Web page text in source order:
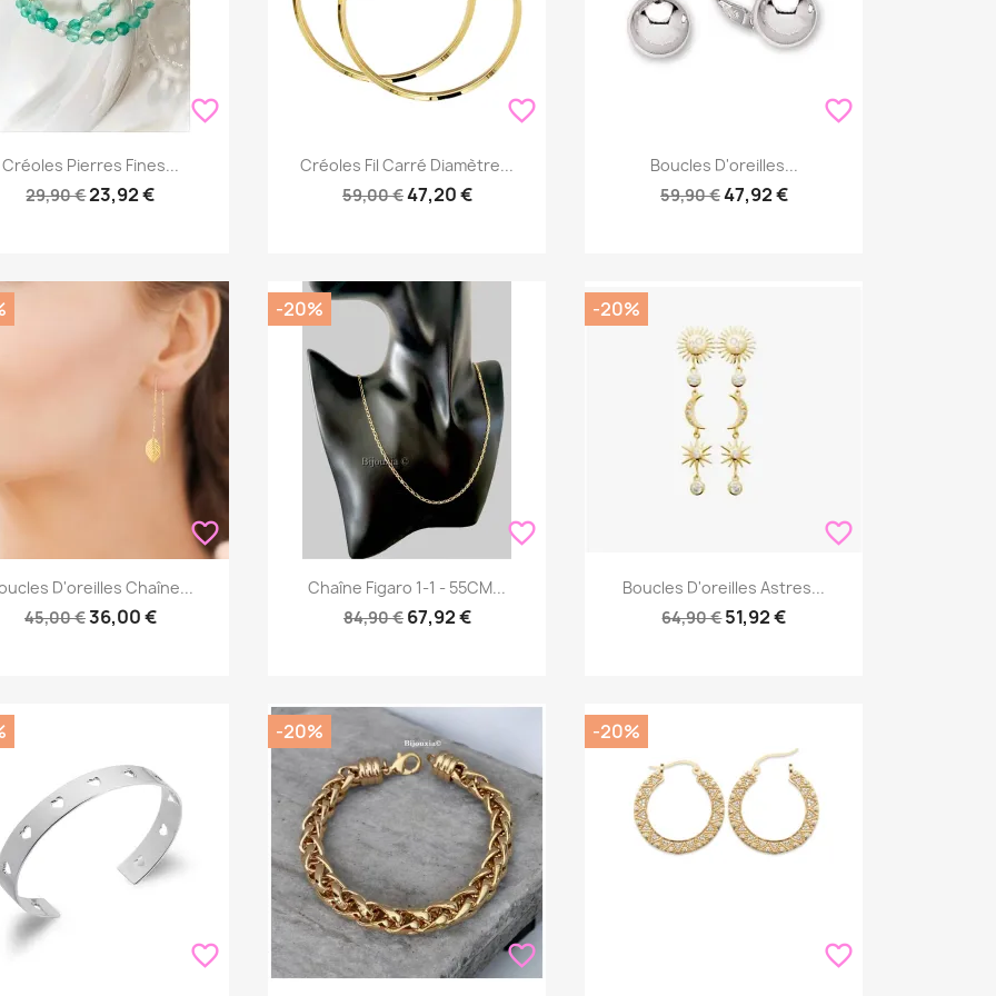
favorite_border
Aperçu rapide
Créoles Pierres Fines...
29,90 €23,92 €
favorite_border
Aperçu rapide
Créoles Fil Carré Diamètre...
59,00 €47,20 €
favorite_border
Aperçu rapide
Boucles D'oreilles...
59,90 €47,92 €
favorite_border
Aperçu rapide
D'oreilles Chaîne...
45,00 €36,00 €
favorite_border
Aperçu rapide
Chaîne Figaro 1-1 - 55CM...
84,90 € 67,92 €
-20%
favorite_border
Aperçu rapide
Boucles D'oreilles Astres...
64,90 €51,92 €
-20%
favorite_border favorite_border
-20%
favorite_border
-20%